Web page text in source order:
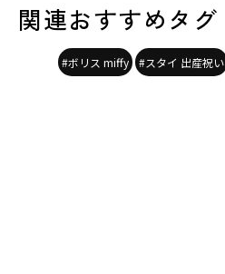
関連おすすめタグ
#ボリス miffy #スタイ 出産祝い